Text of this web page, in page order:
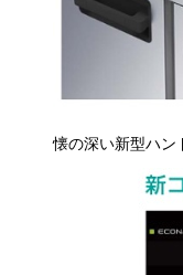
懐の深い新型ハン